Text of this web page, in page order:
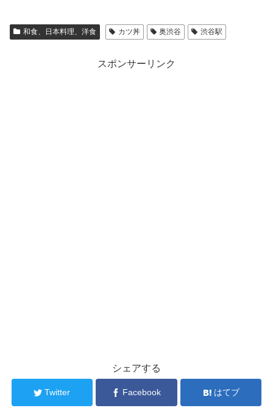
和食、日本料理、洋食 カツ丼 奥渋谷 渋谷駅
スポンサーリンク
シェアする
Twitter Facebook はてブ